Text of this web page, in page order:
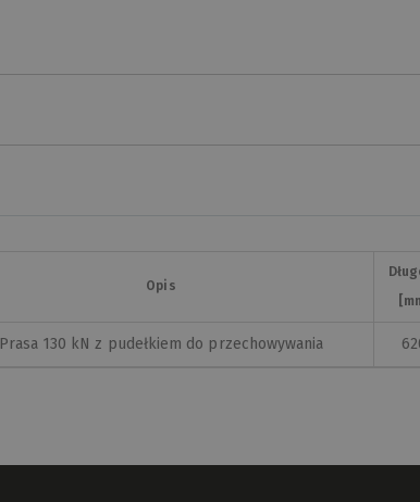
Opis
Prasa 130 kN z pudełkiem do przechowywania